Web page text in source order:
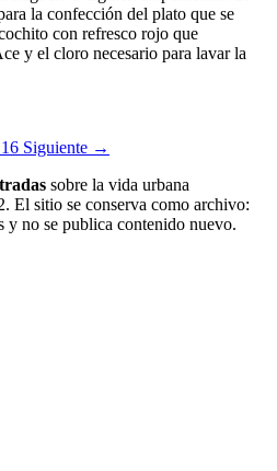
la confección del plato que se
con refresco rojo que
y el cloro necesario para lavar la
16 Siguiente →
sobre la vida urbana
El sitio se conserva como archivo:
y no se publica contenido nuevo.